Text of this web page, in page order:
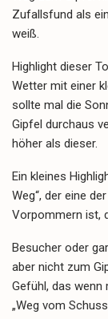
Zufallsfund als
weiß.
Highlight dieser
Wetter mit einer
sollte mal die
Gipfel durchaus
höher als dieser.
Ein kleines
Weg“, der eine
Vorpommern ist,
Besucher oder
aber nicht zum
Gefühl, das
„Weg vom